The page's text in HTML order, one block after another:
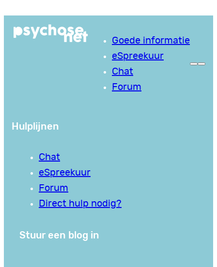
naar
Goede informatie
eSpreekuur
Chat
Forum
Hulplijnen
Chat
eSpreekuur
Forum
Direct hulp nodig?
Stuur een blog in